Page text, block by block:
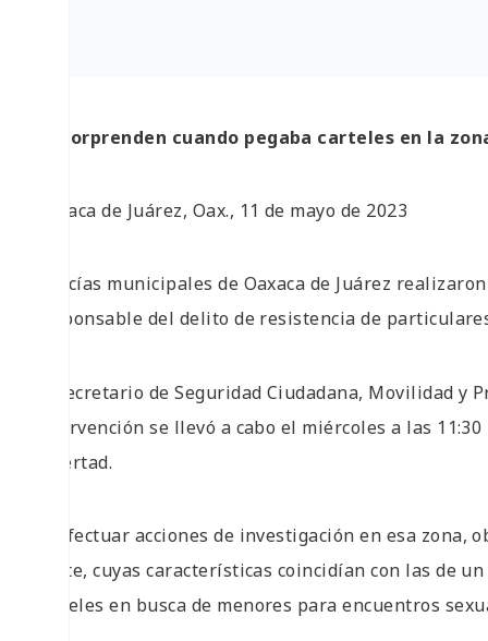
Lo sorprenden cuando pegaba carteles en la
Oaxaca de Juárez, Oax., 11 de mayo de 2023
Policías municipales de Oaxaca de Juárez
responsable del delito de resistencia de
El secretario de Seguridad Ciudadana, Movilidad
intervención se llevó a cabo el miércoles a las
Libertad.
Al efectuar acciones de investigación en esa
poste, cuyas características coincidían con las de
carteles en busca de menores para encuentros